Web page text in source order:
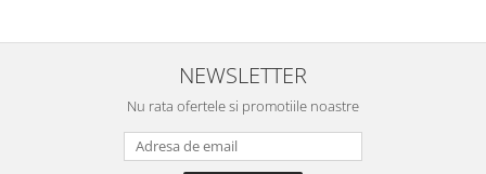
NEWSLETTER
Nu rata ofertele si promotiile noastre